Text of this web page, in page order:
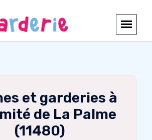
et garderies à
de La Palme
(11480)